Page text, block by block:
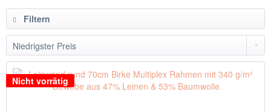
Filtern
Nicht vorrätig